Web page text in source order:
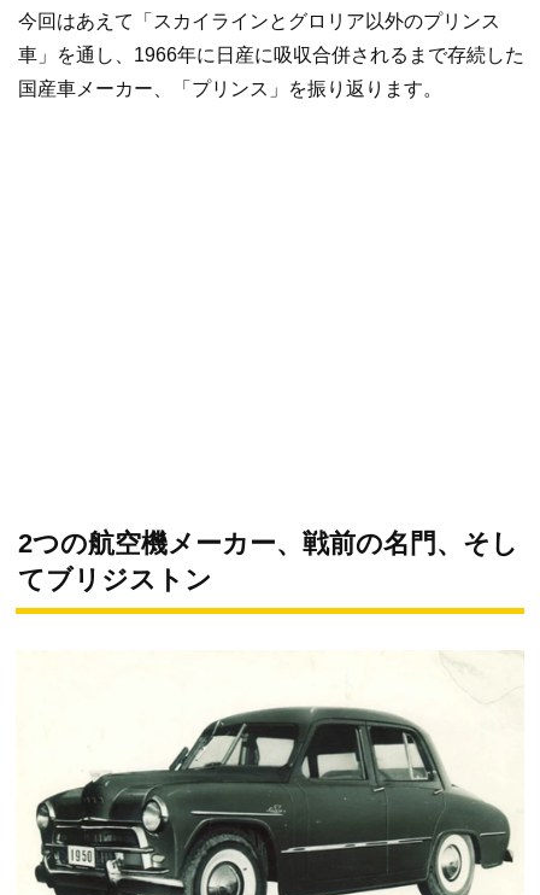
今回はあえて「スカイラインとグロリア以外のプリンス
車」を通し、1966年に日産に吸収合併されるまで存続した
国産車メーカー、「プリンス」を振り返ります。
2つの航空機メーカー、戦前の名門、そし
てブリジストン